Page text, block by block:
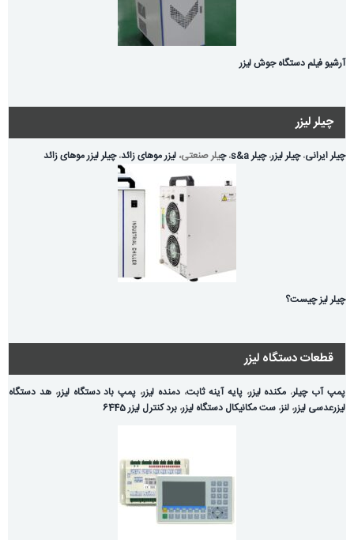
آرشیو فیلم دستگاه جوش لیزر
چیلر لیزر
چیلر ایرانی،چیلر لیزر،چیلر s&a ،چیلر صنعتی، لیزر موهای زائد،چیلر لیزر موهای زائد
چیلر لیز چیست؟
قطعات دستگاه لیزر
پمپ آب چیلر، مکنده لیزر،پایه آینه ثابت، دمنده لیزر، پمپ باد دستگاه لیزر،هد دستگاه
لیزرعدسی لیزر، لنز، ست مکانیکال دستگاه لیزر، برد کنترل لیزر 6445